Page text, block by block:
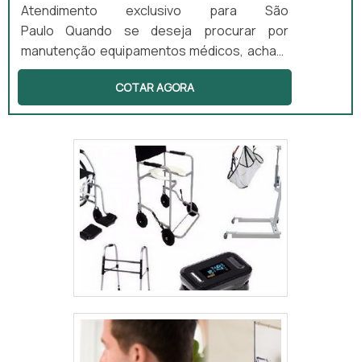
Atendimento exclusivo para São
Paulo Quando se deseja procurar por
manutenção equipamentos médicos, achará
a melhor empresa que é altamente
qualificada. Recebendo uma cotação por
meio da própria empresa e achando a líder
equipamentos médicos, com a melhor mão
de obra da Inocsom Comércio e Manutenção
Técnica Hospitalar o cliente poderá
encontrar ótima qualidade com pagamento
acessível.OUTRAS INFORMAÇÕES SOBRE
MANUTENÇÃO EQUIPAMENTOS MÉDICOSA
Inocsom Comércio e Manutenção Técnica
Hospitalar centraliza sua estratégia em criar
aos parceiros uma estrutura com escritório
de alta qualidade onde são realizadas as
atividades e estrutura suficiente para
COTAR AGORA